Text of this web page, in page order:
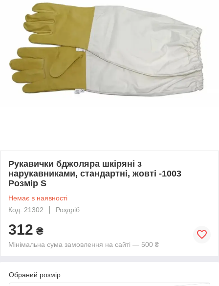
Рукавички бджоляра шкіряні з
нарукавниками, стандартні, жовті -1003
Розмір S
Немає в наявності
Код: 21302
Роздріб
312 ₴
Мінімальна сума замовлення на сайті — 500 ₴
Обраний розмір